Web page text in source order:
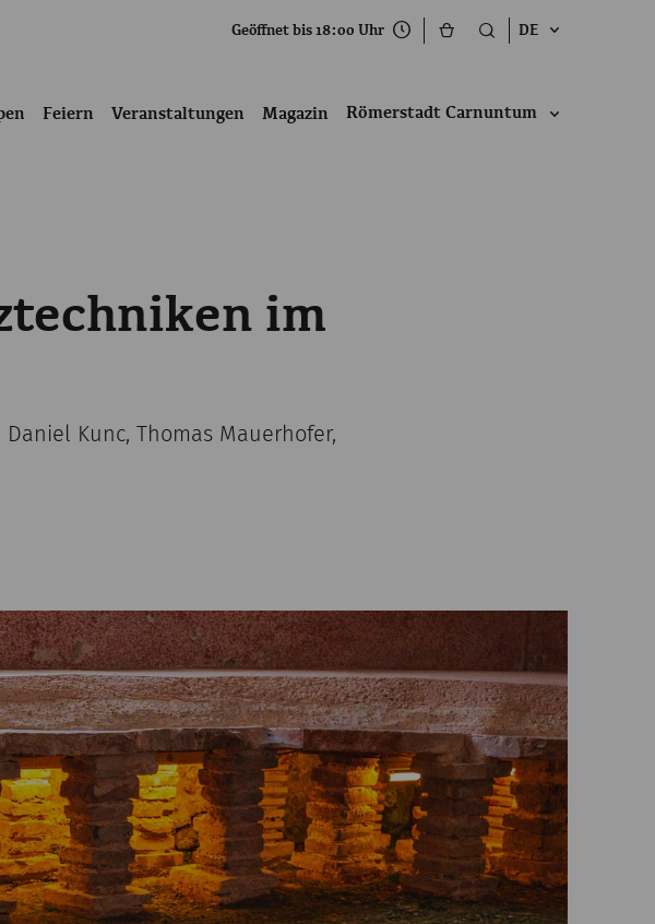
Geöffnet bis 18:00 Uhr DE
Feiern Veranstaltungen Magazin Römerstadt Carnuntum
im
Kunc, Thomas Mauerhofer,